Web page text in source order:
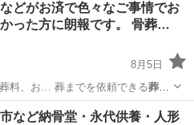
どがお済で色々なご事情でお
った方に朗報です。 骨葬…
8月5日
料、お… 葬までを依頼できる葬儀
直葬
など納骨堂・永代供養・人形